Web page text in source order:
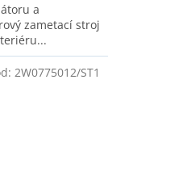
a
zametací stroj
2W0775012/ST1